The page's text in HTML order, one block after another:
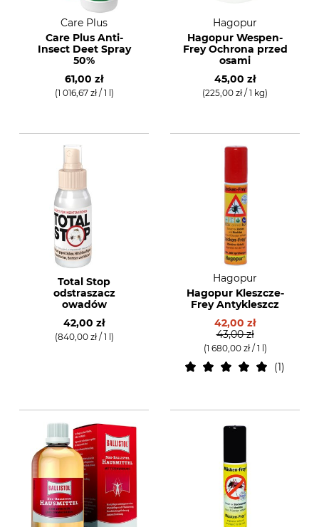
Care Plus
Care Plus Anti-
Insect Deet Spray
50%
61,00 zł
(1 016,67 zł / 1 l)
Hagopur
Hagopur Wespen-
Frey Ochrona przed
osami
45,00 zł
(225,00 zł / 1 kg)
Total Stop
odstraszacz
owadów
42,00 zł
(840,00 zł / 1 l)
Hagopur
Hagopur Kleszcze-
Frey Antykleszcz
42,00 zł
43,00 zł
(1 680,00 zł / 1 l)
1